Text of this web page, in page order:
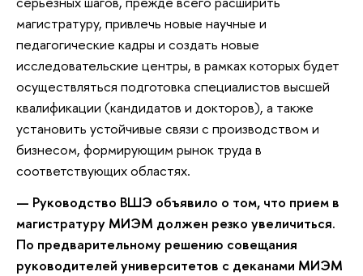
магистратуру, привлечь новые научные и
педагогические кадры и создать новые
исследовательские центры, в рамках которых будет
осуществляться подготовка специалистов высшей
квалификации (кандидатов и докторов), а также
установить устойчивые связи с производством и
бизнесом, формирующим рынок труда в
соответствующих областях.
— Руководство ВШЭ объявило о том, что прием в
магистратуру МИЭМ должен резко увеличиться.
По предварительному решению совещания
руководителей университетов с деканами МИЭМ